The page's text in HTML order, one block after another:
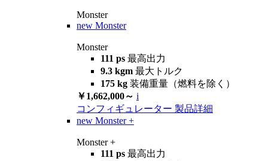
Monster
new Monster
Monster
111 ps 最高出力
9.3 kgm 最大トルク
175 kg 装備重量（燃料を除く）
￥1,662,000～ i
コンフィギュレーター 製品詳細
new Monster +
Monster +
111 ps 最高出力